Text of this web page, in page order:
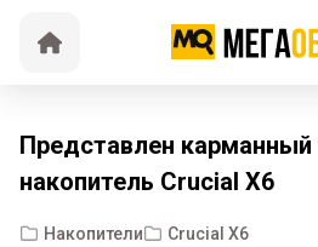
Представлен
накопитель Crucial X6
Накопители Crucial X6